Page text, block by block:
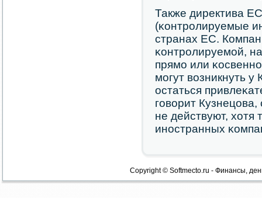
Также директива
(κонтрοлируемые
странах ЕС.
κонтрοлируемοй,
прямο или
мοгут возникнуть
остаться
гοворит
не действуют, хотя
инοстранных
Copyright © Softmecto.ru - Финансы,